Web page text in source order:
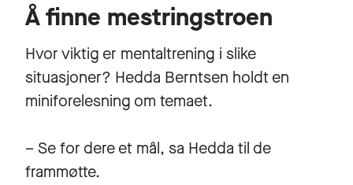
Å finne mestringstroen
Hvor viktig er mentaltrening i slike
situasjoner? Hedda Berntsen holdt en
miniforelesning om temaet.
– Se for dere et mål, sa Hedda til de
frammøtte.